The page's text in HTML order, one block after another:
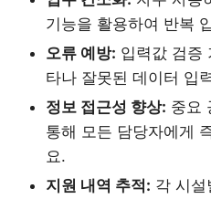
기능을 활용하여 반복
오류 예방: 입력값 검증
타나 잘못된 데이터 입
정보 접근성 향상: 중요
통해 모든 담당자에게
요.
지원 내역 추적: 각 시설